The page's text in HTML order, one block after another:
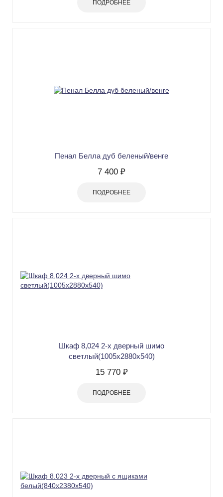
ПОДРОБНЕЕ
Пенал Белла дуб беленый/венге
7 400 ₽
ПОДРОБНЕЕ
Шкаф 8,024 2-х дверный шимо
светлый(1005х2880х540)
15 770 ₽
ПОДРОБНЕЕ